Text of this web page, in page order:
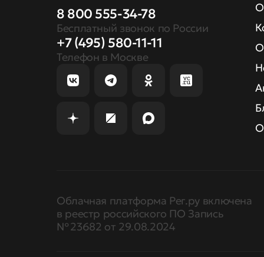
8 800 555-34-78
Бесплатный звонок по России
+7 (495) 580-11-11
Телефон в Москве
Облачная платформа Рег.ру включена
в реестр российского ПО Запись
№ 23682 от 29.08.2024